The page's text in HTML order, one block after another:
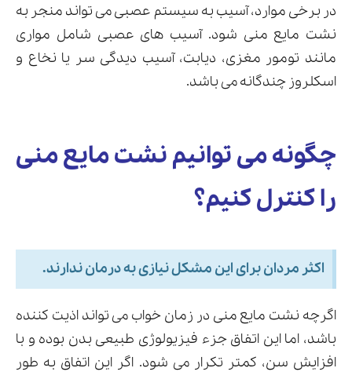
در برخی موارد، آسیب به سیستم عصبی می تواند منجر به
نشت مایع منی شود. آسیب های عصبی شامل مواری
مانند تومور مغزی، دیابت، آسیب دیدگی سر یا نخاع و
اسکلروز چندگانه می باشد.
چگونه می توانیم نشت مایع منی
را کنترل کنیم؟
اکثر مردان برای این مشکل نیازی به درمان ندارند.
اگرچه نشت مایع منی در زمان خواب می تواند اذیت کننده
باشد، اما این اتفاق جزء فیزیولوژی طبیعی بدن بوده و با
افزایش سن، کمتر تکرار می شود. اگر این اتفاق به طور